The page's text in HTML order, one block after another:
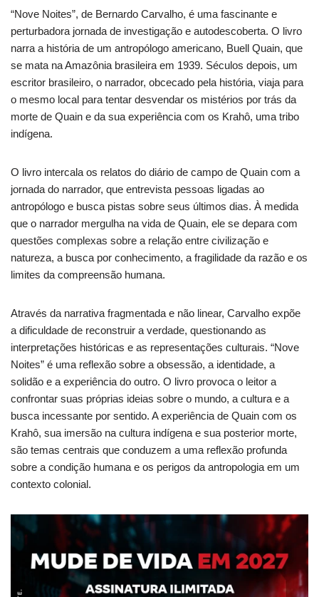
“Nove Noites”, de Bernardo Carvalho, é uma fascinante e
perturbadora jornada de investigação e autodescoberta. O livro
narra a história de um antropólogo americano, Buell Quain, que
se mata na Amazônia brasileira em 1939. Séculos depois, um
escritor brasileiro, o narrador, obcecado pela história, viaja para
o mesmo local para tentar desvendar os mistérios por trás da
morte de Quain e da sua experiência com os Krahô, uma tribo
indígena.
O livro intercala os relatos do diário de campo de Quain com a
jornada do narrador, que entrevista pessoas ligadas ao
antropólogo e busca pistas sobre seus últimos dias. À medida
que o narrador mergulha na vida de Quain, ele se depara com
questões complexas sobre a relação entre civilização e
natureza, a busca por conhecimento, a fragilidade da razão e os
limites da compreensão humana.
Através da narrativa fragmentada e não linear, Carvalho expõe
a dificuldade de reconstruir a verdade, questionando as
interpretações históricas e as representações culturais. “Nove
Noites” é uma reflexão sobre a obsessão, a identidade, a
solidão e a experiência do outro. O livro provoca o leitor a
confrontar suas próprias ideias sobre o mundo, a cultura e a
busca incessante por sentido. A experiência de Quain com os
Krahô, sua imersão na cultura indígena e sua posterior morte,
são temas centrais que conduzem a uma reflexão profunda
sobre a condição humana e os perigos da antropologia em um
contexto colonial.